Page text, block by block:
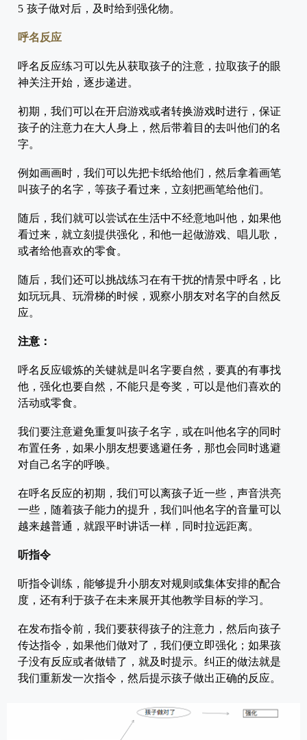
5 孩子做对后，及时给到强化物。
呼名反应
呼名反应练习可以先从获取孩子的注意，拉取孩子的眼
神关注开始，逐步递进。
初期，我们可以在开启游戏或者转换游戏时进行，保证
孩子的注意力在大人身上，然后带着目的去叫他们的名
字。
例如画画时，我们可以先把卡纸给他们，然后拿着画笔
叫孩子的名字，等孩子看过来，立刻把画笔给他们。
随后，我们就可以尝试在生活中不经意地叫他，如果他
看过来，就立刻提供强化，和他一起做游戏、唱儿歌，
或者给他喜欢的零食。
随后，我们还可以挑战练习在有干扰的情景中呼名，比
如玩玩具、玩滑梯的时候，观察小朋友对名字的自然反
应。
注意：
呼名反应锻炼的关键就是叫名字要自然，要真的有事找
他，强化也要自然，不能只是夸奖，可以是他们喜欢的
活动或零食。
我们要注意避免重复叫孩子名字，或在叫他名字的同时
布置任务，如果小朋友想要逃避任务，那也会同时逃避
对自己名字的呼唤。
在呼名反应的初期，我们可以离孩子近一些，声音洪亮
一些，随着孩子能力的提升，我们叫他名字的音量可以
越来越普通，就跟平时讲话一样，同时拉远距离。
听指令
听指令训练，能够提升小朋友对规则或集体安排的配合
度，还有利于孩子在未来展开其他教学目标的学习。
在发布指令前，我们要获得孩子的注意力，然后向孩子
传达指令，如果他们做对了，我们便立即强化；如果孩
子没有反应或者做错了，就及时提示。纠正的做法就是
我们重新发一次指令，然后提示孩子做出正确的反应。